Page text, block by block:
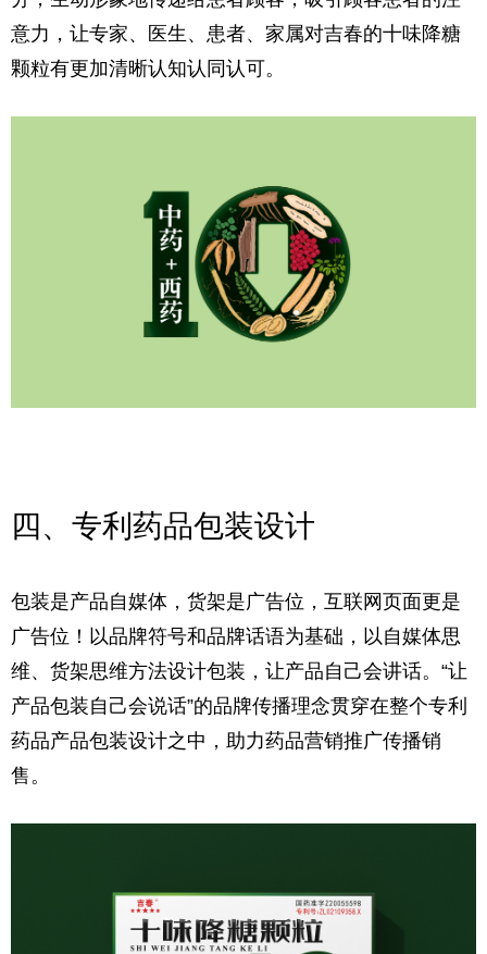
意力，让专家、医生、患者、家属对吉春的十味降糖
颗粒有更加清晰认知认同认可。
四、专利药品包装设计
包装是产品自媒体，货架是广告位，互联网页面更是
广告位！ 以品牌符号和品牌话语为基础，以自媒体思
维、货架思维方法设计包装，让产品自己会讲话。 “让
产品包装自己会说话”的品牌传播理念贯穿在整个专利
药品产品包装设计之中，助力药品营销推广传播销
售。